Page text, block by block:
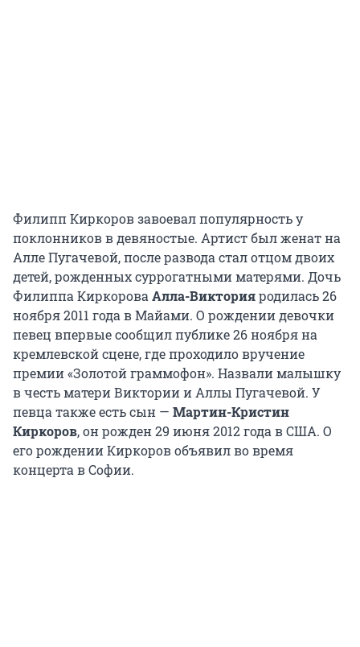
Филипп Киркоров завоевал популярность у
поклонников в девяностые. Артист был женат на
Алле Пугачевой, после развода стал отцом двоих
детей, рожденных суррогатными матерями. Дочь
Филиппа КиркороваАлла-Викторияродилась 26
ноября 2011 года в Майами. О рождении девочки
певец впервые сообщил публике 26 ноября на
кремлевской сцене, где проходило вручение
премии «Золотой граммофон». Назвали малышку
в честь матери Виктории и Аллы Пугачевой. У
певца также есть сын — Мартин-Кристин
Киркоров, он рожден 29 июня 2012 года в США. О
его рождении Киркоров объявил во время
концерта в Софии.